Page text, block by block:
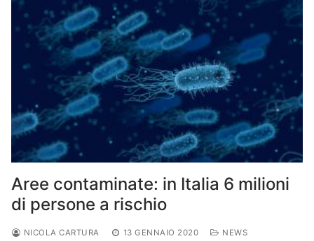
Aree contaminate: in Italia 6 milioni
di persone a rischio
NICOLA CARTURA 13 GENNAIO 2020 NEWS